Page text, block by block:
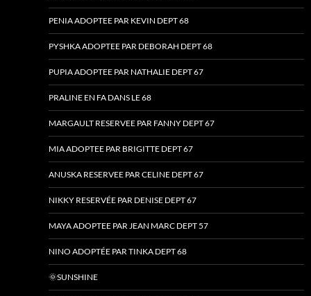
PENIA ADOPTEE PAR KEVIN DEPT 68
PYSHKA ADOPTEE PAR DEBORAH DEPT 68
PUPIA ADOPTEE PAR NATHALIE DEPT 67
PRALINE EN FA DANS LE 68
MARGAULT RESERVEE PAR FANNY DEPT 67
MIA ADOPTEE PAR BRIGITTE DEPT 67
ANUSKA RESERVEE PAR CELINE DEPT 67
NIKKY RESERVÉE PAR DENISE DEPT 67
MAYA ADOPTEE PAR JEAN MARC DEPT 57
NINO ADOPTÉE PAR TINKA DEPT 68
🌞SUNSHINE